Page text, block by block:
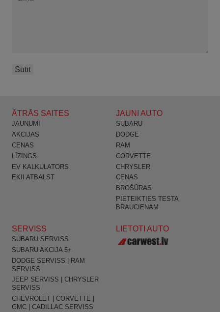
ĀTRĀS SAITES
JAUNUMI
AKCIJAS
CENAS
LĪZINGS
EV KALKULATORS
EKII ATBALST
JAUNI AUTO
SUBARU
DODGE
RAM
CORVETTE
CHRYSLER
CENAS
BROŠŪRAS
PIETEIKTIES TESTA
BRAUCIENAM
SERVISS
SUBARU SERVISS
SUBARU AKCIJA 5+
DODGE SERVISS | RAM
SERVISS
JEEP SERVISS | CHRYSLER
SERVISS
CHEVROLET | CORVETTE |
GMC | CADILLAC SERVISS
LIETOTI AUTO